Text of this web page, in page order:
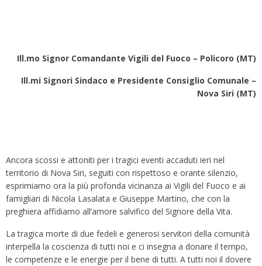
Ill.mo Signor Comandante Vigili del Fuoco – Policoro (MT)
Ill.mi Signori Sindaco e Presidente Consiglio Comunale –
Nova Siri (MT)
Ancora scossi e attoniti per i tragici eventi accaduti ieri nel
territorio di Nova Siri, seguiti con rispettoso e orante silenzio,
esprimiamo ora la più profonda vicinanza ai Vigili del Fuoco e ai
famigliari di Nicola Lasalata e Giuseppe Martino, che con la
preghiera affidiamo all’amore salvifico del Signore della Vita.
La tragica morte di due fedeli e generosi servitori della comunità
interpella la coscienza di tutti noi e ci insegna a donare il tempo,
le competenze e le energie per il bene di tutti. A tutti noi il dovere